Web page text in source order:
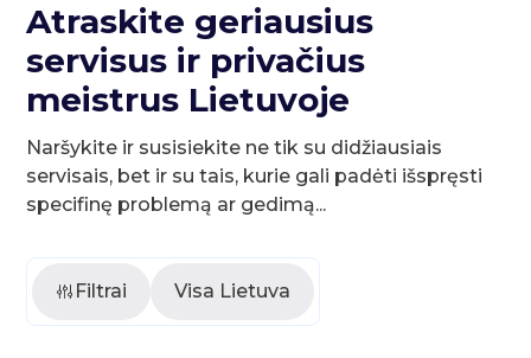
Atraskite geriausius
servisus ir privačius
meistrus Lietuvoje
Naršykite ir susisiekite ne tik su didžiausiais
servisais, bet ir su tais, kurie gali padėti išspręsti
specifinę problemą ar gedimą...
Filtrai Visa Lietuva